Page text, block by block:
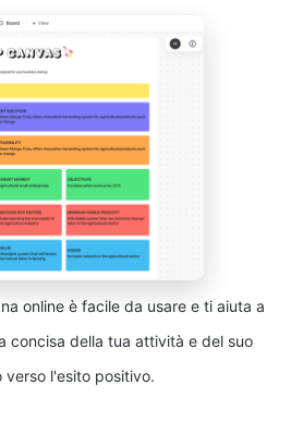
online è facile da usare e ti aiuta a
concisa della tua attività e del suo
verso l'esito positivo.